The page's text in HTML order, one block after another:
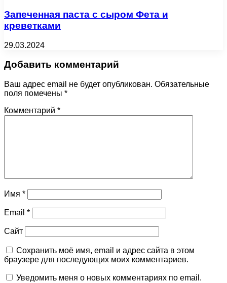
Запеченная паста с сыром Фета и
креветками
29.03.2024
Добавить комментарий
Ваш адрес email не будет опубликован. Обязательные
поля помечены *
Комментарий *
Имя *
Email *
Сайт
Сохранить моё имя, email и адрес сайта в этом
браузере для последующих моих комментариев.
Уведомить меня о новых комментариях по email.